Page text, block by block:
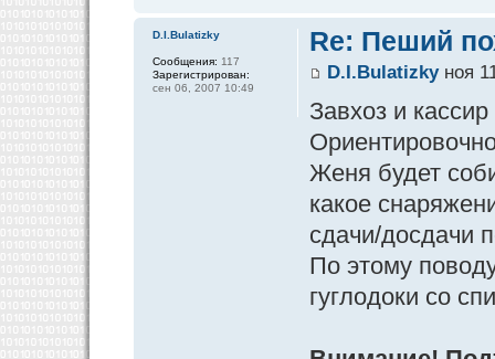
Re: Пеший
D.I.Bulatizkyноя
Завхоз и
Женя будет
какое
сдачи/досдачи
По этому
гуглодоки со
D.I.Bulatizky
Сообщения: 117
Зарегистрирован:
сен 06, 2007 10:49